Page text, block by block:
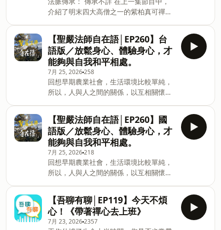
xsmsid=0L207419114119814182 法鼓
山全球資訊網—「聯絡我們」
https://www.ddm.org.tw/xccontactus?
xsmsid=0K332
白，那裡，才是真正屬於自己的位置。
前天主教黎明中學校長羅家強，分享他三
十五年的教育人生。從原本投入高科技研
究，到因緣際會走進校園；從一位老師，
到一位校長，再到退休後依然陪伴生命的
教育工作者。他始終相信，教育真正留下
來的，不是分數，而是一份安心。多年
後，當學生在人生低谷、深夜迷惘時，第
一個想起的，依然是那位願意傾聽、願意
陪伴的老師。 有人說，生命教育是一門
課；但聽完這集，你會發現，它更像是一
種活法──把自己活成一道光，也成為別人
生命中的一道光。 邀請您一起走進這段
故事，聽一位教育者如何用陪伴，回答生
命最深
介紹了明末四大高僧之一的紫柏真可禪
良多，不但力主刻印大藏經方冊，讓大藏
經能夠廣為流傳，也為修復多處已荒廢，
或被人侵佔的寺院而奔走。他為中國佛教
的傳承延續費盡心力，卻在晚年飽受誣陷
之苦，最後在獄中圓寂了。我們也提到
了，紫柏真可禪師有一位法門摯友，那就
是憨山德清禪師。他們不但一起受到法難
的迫害，也一起為刻印大藏經而奔波，憨
山大師還為紫柏真可禪師撰寫了塔銘，可
見兩人情誼之深厚。 這一集，要一起來認
識憨山德清禪師。憨山德清禪師也有人稱
他作憨山大師…… ※ 主持人：常正法師、
演行法師 ※ 節目內容： ● 師諱德清，全
椒人，姓蔡。母洪氏，夢大士𢹂童子入門
抱之，遂娠。 ● 與妙峰禪師的法緣。 ●
悟道－師往憨山住。一日，粥罷經行，介
爾立定，不見身心世界，唯一大光明圓滿
無邊，山河大地影現其
【聖嚴法師自在語│EP260】台
語版／放鬆身心、體驗身心，才
能夠與自我和平相處。
7月 25, 2026258
回想早期農業社會，生活環境比較單純，
所以，人與人之間的關係，以互相關懷為
得人人自危，身心變得緊張。 在這一集節
目中，聖嚴法師要教大家如何放鬆身心。
聖嚴法師說，我們要學習放鬆身心。放鬆
能使我們身心健康，發生任何事，遇見任
何人，都不必害怕，不要擔心，心存感謝
對方，就能面帶微笑。我們應該要心中常
常保持沒有需要煩惱的事，也就是頭腦裡
沒有憂鬱、不滿意的事，因為世界上「不
如意事十常八九」，既然已經知道，可能
會有八、九成不如意的事出現，那還有什
麼不如意的呢？ 聲音／陳品文 ※《聖嚴法
師自在語》聽嘸台語也沒關係！歡迎同步
【聖嚴法師自在語│EP260】國
語版／放鬆身心、體驗身心，才
能夠與自我和平相處。
7月 25, 2026218
回想早期農業社會，生活環境比較單純，
所以，人與人之間的關係，以互相關懷為
得人人自危，身心變得緊張。 在這一集節
目中，聖嚴法師要教大家如何放鬆身心。
聖嚴法師說，我們要學習放鬆身心。放鬆
能使我們身心健康，發生任何事，遇見任
【吾聊有聊│EP119】今天不煩
心！《帶著禪心去上班》
7月 23, 20262357